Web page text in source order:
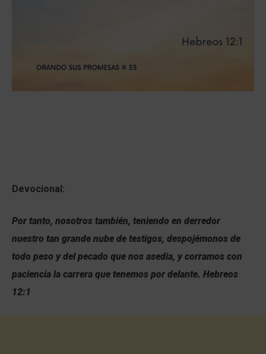
Devocional:
Por tanto, nosotros también, teniendo en derredor
nuestro tan grande nube de testigos, despojémonos de
todo peso y del pecado que nos asedia, y corramos con
paciencia la carrera que tenemos por delante. Hebreos
12:1